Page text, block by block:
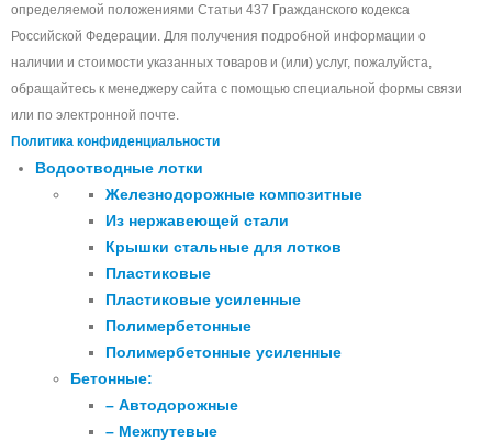
определяемой положениями Статьи 437 Гражданского кодекса
Российской Федерации. Для получения подробной информации о
наличии и стоимости указанных товаров и (или) услуг, пожалуйста,
обращайтесь к менеджеру сайта с помощью специальной формы связи
или по электронной почте.
Политика конфиденциальности
Водоотводные лотки
Железнодорожные композитные
Из нержавеющей стали
Крышки стальные для лотков
Пластиковые
Пластиковые усиленные
Полимербетонные
Полимербетонные усиленные
Бетонные:
– Автодорожные
– Межпутевые